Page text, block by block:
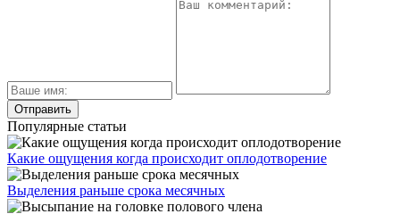
Популярные статьи
Какие ощущения когда происходит оплодотворение
Выделения раньше срока месячных